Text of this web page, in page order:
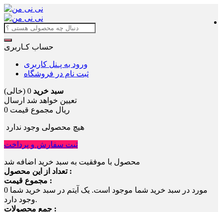
حساب کـاربری
ورود به پـنل کاربری
ثبت نام در فروشگاه
سبد خرید 0 (خالی)
تعیین خواهد شد ارسال
0 ریال مجموع قیمت
هیچ محصولی وجود ندارد
ثبت سفارش و پرداخت
محصول با موفقیت به سبد خرید اضافه شد
تعداد از این محصول :
مجموع قیمت :
0
مورد در سبد خرید شما موجود است. یک آیتم در سبد خرید شما
وجود دارد.
جمع محصولات :